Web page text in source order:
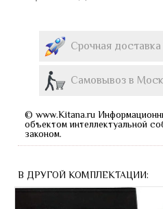
Срочная
Самовывоз в
© www.Kitana.ru
объектом интеллектуальной
законом.
В ДРУГОЙ КОМПЛЕКТАЦИИ: